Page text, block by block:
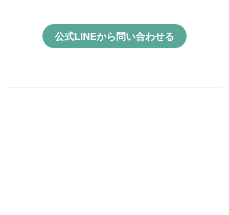
公式LINEから問い合わせる